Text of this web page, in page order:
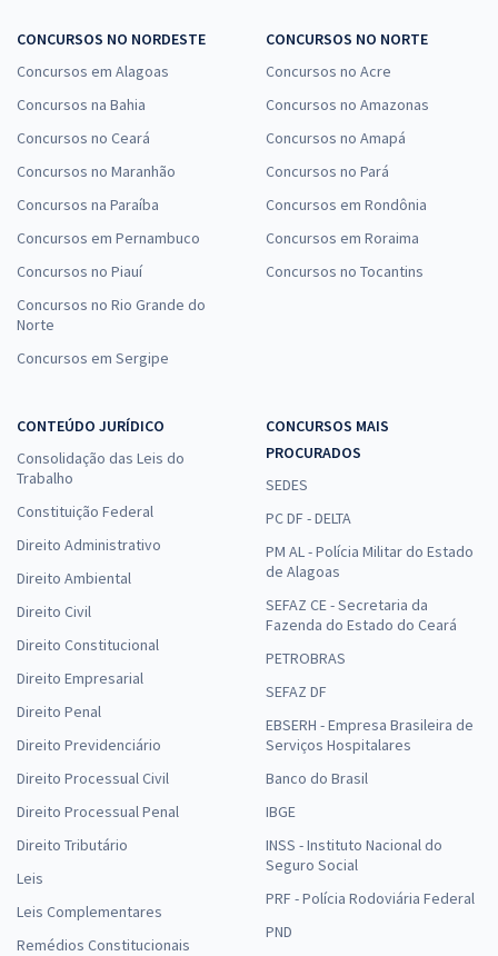
CONCURSOS NO NORDESTE
Concursos em Alagoas
Concursos na Bahia
Concursos no Ceará
Concursos no Maranhão
Concursos na Paraíba
Concursos em Pernambuco
Concursos no Piauí
Concursos no Rio Grande do
Norte
Concursos em Sergipe
CONCURSOS NO NORTE
Concursos no Acre
Concursos no Amazonas
Concursos no Amapá
Concursos no Pará
Concursos em Rondônia
Concursos em Roraima
Concursos no Tocantins
CONTEÚDO JURÍDICO
Consolidação das Leis do
Trabalho
Constituição Federal
Direito Administrativo
Direito Ambiental
Direito Civil
Direito Constitucional
Direito Empresarial
Direito Penal
Direito Previdenciário
Direito Processual Civil
Direito Processual Penal
Direito Tributário
Leis
Leis Complementares
Remédios Constitucionais
CONCURSOS MAIS
PROCURADOS
SEDES
PC DF - DELTA
PM AL - Polícia Militar do Estado
de Alagoas
SEFAZ CE - Secretaria da
Fazenda do Estado do Ceará
PETROBRAS
SEFAZ DF
EBSERH - Empresa Brasileira de
Serviços Hospitalares
Banco do Brasil
IBGE
INSS - Instituto Nacional do
Seguro Social
PRF - Polícia Rodoviária Federal
PND